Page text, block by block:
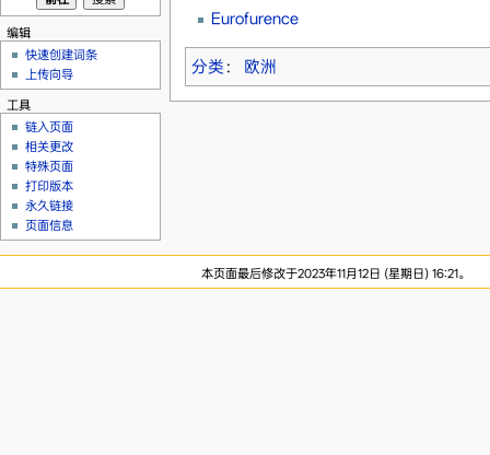
Eurofurence
分类 ： 欧洲
编辑
快速创建词条
上传向导
工具
链入页面
相关更改
特殊页面
打印版本
永久链接
页面信息
本页面最后修改于2023年11月12日 (星期日) 16:21。